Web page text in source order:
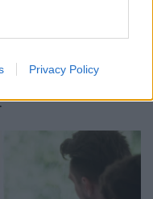
Privacy Policy
hazánk egyik
embert
íme a friss